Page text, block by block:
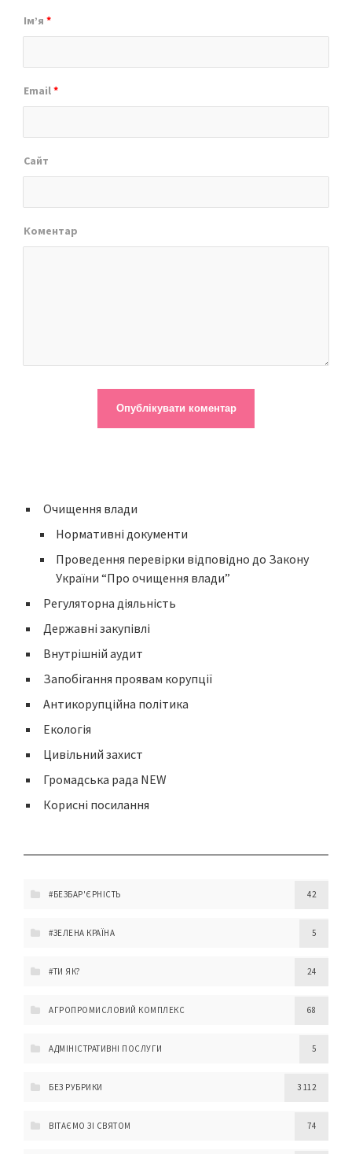
Ім’я *
Email*
Сайт
Коментар
Очищення влади
Нормативні документи
Проведення перевірки відповідно до Закону
України “Про очищення влади”
Регуляторна діяльність
Державні закупівлі
Внутрішній аудит
Запобігання проявам корупції
Антикорупційна політика
Екологія
Цивільний захист
Громадська рада NEW
Корисні посилання
#БЕЗБАР'ЄРНІСТЬ 42
#ЗЕЛЕНА КРАЇНА 5
#ТИ ЯК? 24
АГРОПРОМИСЛОВИЙ КОМПЛЕКС 68
АДМІНІСТРАТИВНІ ПОСЛУГИ 5
БЕЗ РУБРИКИ 3 112
ВІТАЄМО ЗІ СВЯТОМ 74